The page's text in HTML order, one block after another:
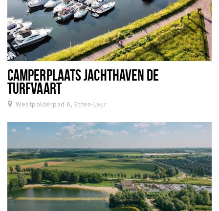
CAMPERPLAATS JACHTHAVEN DE
TURFVAART
Westpolderpad 6, Etten-Leur